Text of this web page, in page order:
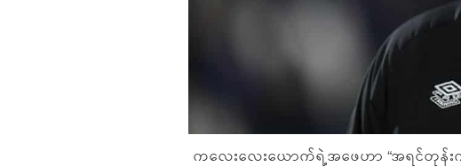
ကလေးလေးယောက်ရဲ့အဖေဟာ “အရင်တုန်